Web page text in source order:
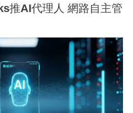
推AI代理人 網路自主管